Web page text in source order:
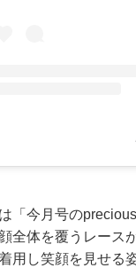
「今月号の
全体を覆うレース
用し笑顔を見せる